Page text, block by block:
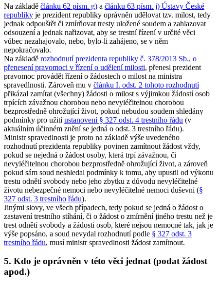
Na základě článku 62 písm. g) a článku 63 písm. j) Ústavy České
republiky je prezident republiky oprávněn udělovat tzv. milost, tedy
jednak odpouštět či zmírňovat tresty uložené soudem a zahlazovat
odsouzení a jednak nařizovat, aby se trestní řízení v určité věci
vůbec nezahajovalo, nebo, bylo-li zahájeno, se v něm
nepokračovalo.
Na základě rozhodnutí prezidenta republiky č. 378/2013 Sb., o
přenesení pravomoci v řízení o udělení milosti, přenesl prezident
pravomoc provádět řízení o žádostech o milost na ministra
spravedlnosti. Zároveň mu v článku I. odst. 2 tohoto rozhodnutí
přikázal zamítat (všechny) žádosti o milost s výjimkou žádostí osob
trpících závažnou chorobou nebo nevyléčitelnou chorobou
bezprostředně ohrožující život, pokud nebudou soudem shledány
podmínky pro užitíustanovení § 327 odst. 4 trestního řádu (v
aktuálním účinném znění se jedná o odst. 3 trestního řádu).
Ministr spravedlnosti je proto na základě výše uvedeného
rozhodnutí prezidenta republiky povinen zamítnout žádost vždy,
pokud se nejedná o žádost osoby, která trpí závažnou, či
nevyléčitelnou chorobou bezprostředně ohrožující život, a zároveň
pokud sám soud neshledal podmínky k tomu, aby upustil od výkonu
trestu odnětí svobody nebo jeho zbytku z důvodu nevyléčitelné
životu nebezpečné nemoci nebo nevyléčitelné nemoci duševní (§
327 odst. 3 trestního řádu).
Jinými slovy, ve všech případech, tedy pokud se jedná o žádost o
zastavení trestního stíhání, či o žádost o zmírnění jiného trestu než je
trest odnětí svobody a žádosti osob, které nejsou nemocné tak, jak je
výše popsáno, a soud nevydal rozhodnutí podle § 327 odst. 3
trestního řádu, musí ministr spravedlnosti žádost zamítnout.
5. Kdo je oprávněn v této věci jednat (podat žádost
apod.)